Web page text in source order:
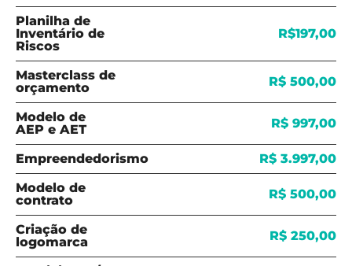
Planilha de
Inventário de
Riscos
R$197,00
Masterclass de
orçamento
R$ 500,00
Modelo de
AEP e AET
R$ 997,00
Empreendedorismo
R$ 3.997,00
Modelo de
contrato
R$ 500,00
Criação de
logomarca
R$ 250,00